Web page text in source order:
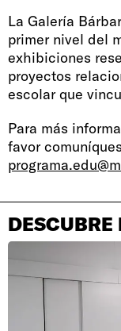
La Galería
primer nivel del
exhibiciones
proyectos
escolar que
Para más
favor